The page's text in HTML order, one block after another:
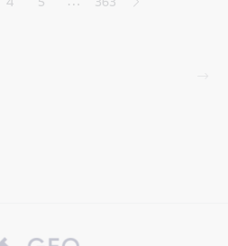
Lapa Lapa